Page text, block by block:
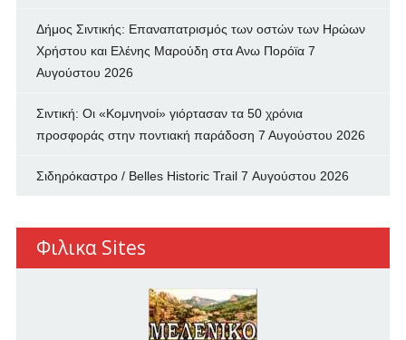
Δήμος Σιντικής: Επαναπατρισμός των oστών των Ηρώων
Χρήστου και Ελένης Μαρούδη στα Ανω Πορόϊα 7
Αυγούστου 2026
Σιντική: Οι «Κομνηνοί» γιόρτασαν τα 50 χρόνια
προσφοράς στην ποντιακή παράδοση 7 Αυγούστου 2026
Σιδηρόκαστρο / Belles Historic Trail 7 Αυγούστου 2026
Φιλικα Sites